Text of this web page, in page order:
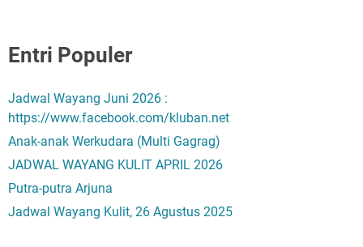
Entri Populer
Jadwal Wayang Juni 2026 :
https://www.facebook.com/kluban.net
Anak-anak Werkudara (Multi Gagrag)
JADWAL WAYANG KULIT APRIL 2026
Putra-putra Arjuna
Jadwal Wayang Kulit, 26 Agustus 2025